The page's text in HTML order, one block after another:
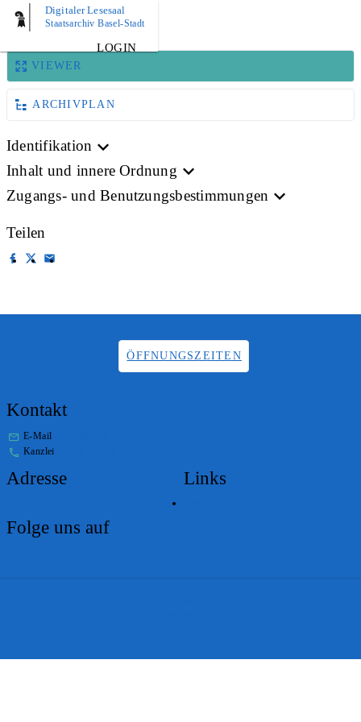
Digitaler Lesesaal
Staatsarchiv Basel-Stadt
LOGIN
BILD
VIEWER
ARCHIVPLAN
Identifikation
Inhalt und innere Ordnung
Zugangs- und Benutzungsbestimmungen
Teilen
ÖFFNUNGSZEITEN
Kontakt
E-Mail
Kanzlei
Adresse Links
Folge uns auf